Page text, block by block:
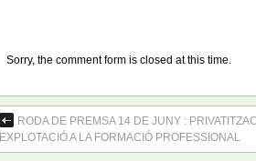
Sorry, the comment form is closed at this time.
RODA DE PREMSA 14 DE JUNY :
EXPLOTACIÓ A LA FORMACIÓ PROFESSIONAL